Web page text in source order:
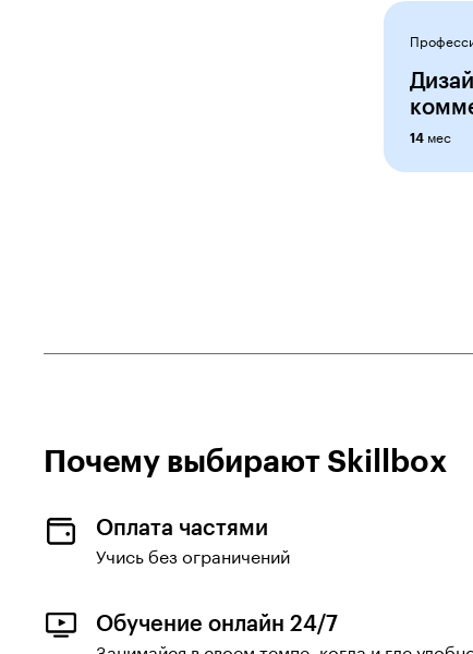
Спорт
Сценарист видеоигр
Таргетолог
Тестировщик ПО
Финансовый аналитик
14 мес
Почему выбирают Skillboх
Оплата частями
Учись без ограничений
Обучение онлайн 24/7